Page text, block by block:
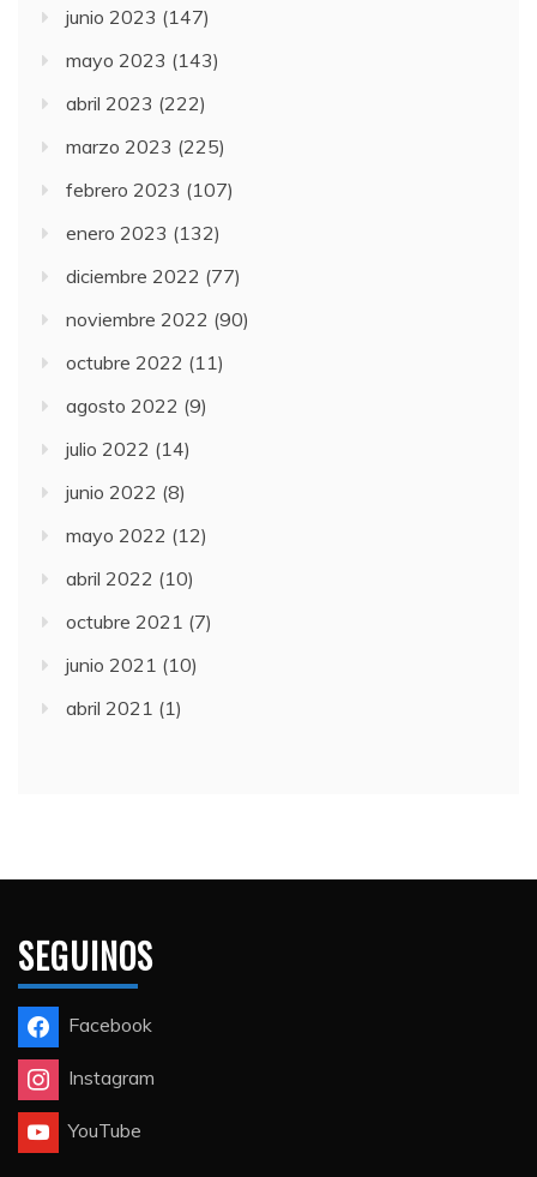
junio 2023 (147)
mayo 2023 (143)
abril 2023 (222)
marzo 2023 (225)
febrero 2023 (107)
enero 2023 (132)
diciembre 2022 (77)
noviembre 2022 (90)
octubre 2022 (11)
agosto 2022 (9)
julio 2022 (14)
junio 2022 (8)
mayo 2022 (12)
abril 2022 (10)
octubre 2021 (7)
junio 2021 (10)
abril 2021 (1)
SEGUINOS
Facebook
Instagram
YouTube